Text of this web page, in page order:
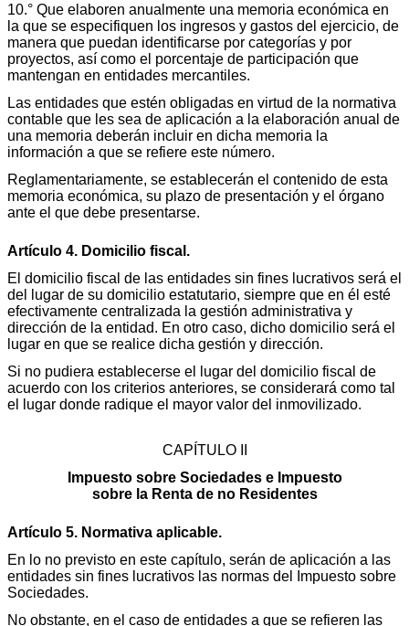
10.° Que elaboren anualmente una memoria económica en
la que se especifiquen los ingresos y gastos del ejercicio, de
manera que puedan identificarse por categorías y por
proyectos, así como el porcentaje de participación que
mantengan en entidades mercantiles.
Las entidades que estén obligadas en virtud de la normativa
contable que les sea de aplicación a la elaboración anual de
una memoria deberán incluir en dicha memoria la
información a que se refiere este número.
Reglamentariamente, se establecerán el contenido de esta
memoria económica, su plazo de presentación y el órgano
ante el que debe presentarse.
Artículo 4. Domicilio fiscal.
El domicilio fiscal de las entidades sin fines lucrativos será el
del lugar de su domicilio estatutario, siempre que en él esté
efectivamente centralizada la gestión administrativa y
dirección de la entidad. En otro caso, dicho domicilio será el
lugar en que se realice dicha gestión y dirección.
Si no pudiera establecerse el lugar del domicilio fiscal de
acuerdo con los criterios anteriores, se considerará como tal
el lugar donde radique el mayor valor del inmovilizado.
CAPÍTULO II
Impuesto sobre Sociedades e Impuesto
sobre la Renta de no Residentes
Artículo 5. Normativa aplicable.
En lo no previsto en este capítulo, serán de aplicación a las
entidades sin fines lucrativos las normas del Impuesto sobre
Sociedades.
No obstante, en el caso de entidades a que se refieren las